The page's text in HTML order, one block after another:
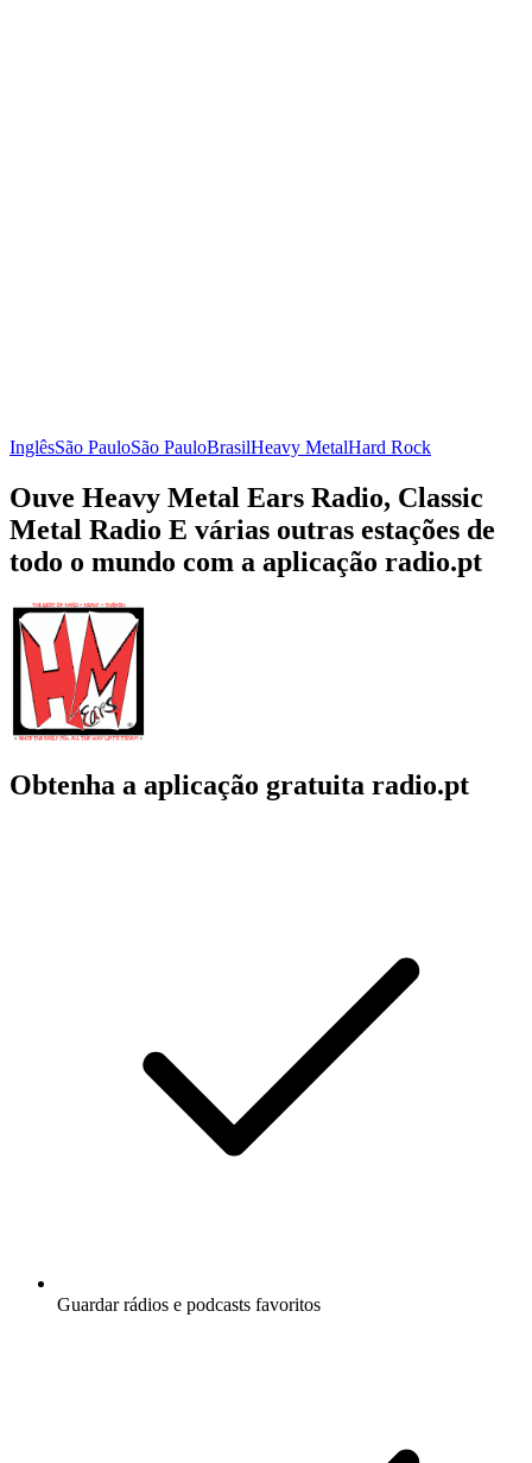
InglêsSão PauloSão PauloBrasilHeavy MetalHard Rock
Ouve Heavy Metal Ears Radio, Classic
Metal Radio E várias outras estações de
todo o mundo com a aplicação radio.pt
Obtenha a aplicação gratuita radio.pt
Guardar rádios e podcasts favoritos